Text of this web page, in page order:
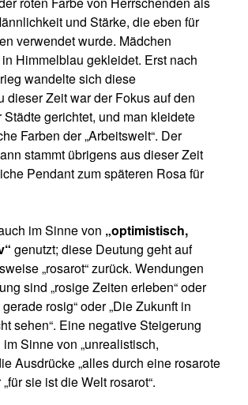
und Stärke, die eben für
verwendet wurde. Mädchen
Himmelblau gekleidet. Erst nach
wandelte sich diese
dieser Zeit war der Fokus auf den
gerichtet, und man kleidete
Farben der „Arbeitswelt“. Der
stammt übrigens aus dieser Zeit
Pendant zum späteren Rosa für
im Sinne von „optimistisch,
genutzt; diese Deutung geht auf
„rosarot“ zurück. Wendungen
sind „rosige Zeiten erleben“ oder
rosig“ oder „Die Zukunft in
sehen“. Eine negative Steigerung
Sinne von „unrealistisch,
Ausdrücke „alles durch eine rosarote
sie ist die Welt rosarot“.